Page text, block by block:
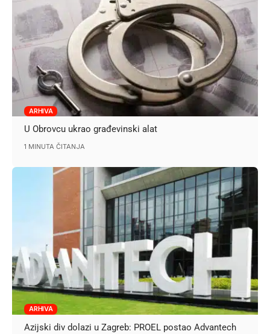
ARHIVA
U Obrovcu ukrao građevinski alat
1 MINUTA ČITANJA
ARHIVA
Azijski div dolazi u Zagreb: PROEL postao Advantech